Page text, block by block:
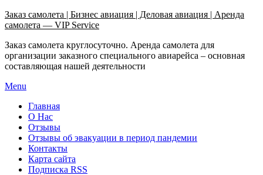
Заказ самолета | Бизнес авиация | Деловая авиация | Аренда
самолета — VIP Service
Заказ самолета круглосуточно. Аренда самолета для
организации заказного специального авиарейса – основная
составляющая нашей деятельности
Menu
Главная
О Нас
Отзывы
Отзывы об эвакуации в период пандемии
Контакты
Карта сайта
Подписка RSS